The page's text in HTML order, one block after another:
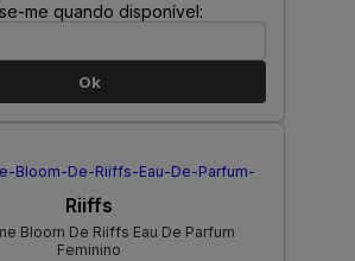
me quando disponível:
Ok
Riiffs
Bloom De Riiffs Eau De Parfum
Feminino